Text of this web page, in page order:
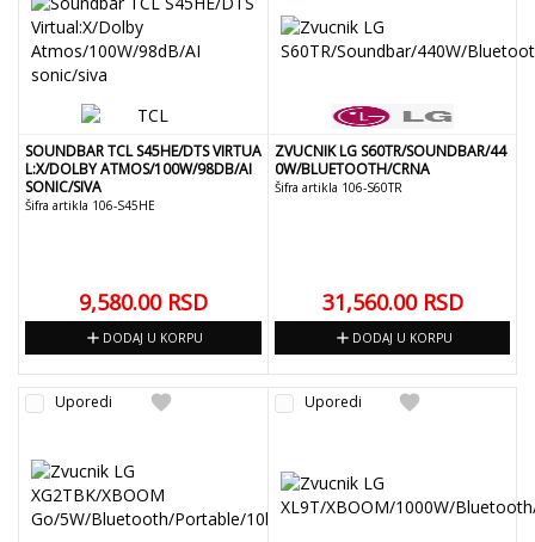
SOUNDBAR TCL S45HE/DTS VIRTUA
L:X/DOLBY ATMOS/100W/98DB/AI
SONIC/SIVA
Šifra artikla 106-S45HE
9,580.00 RSD
add DODAJ U KORPU
ZVUCNIK LG S60TR/SOUNDBAR/44
0W/BLUETOOTH/CRNA
Šifra artikla 106-S60TR
31,560.00 RSD
add DODAJ U KORPU
favorite
Uporedi favorite
Uporedi